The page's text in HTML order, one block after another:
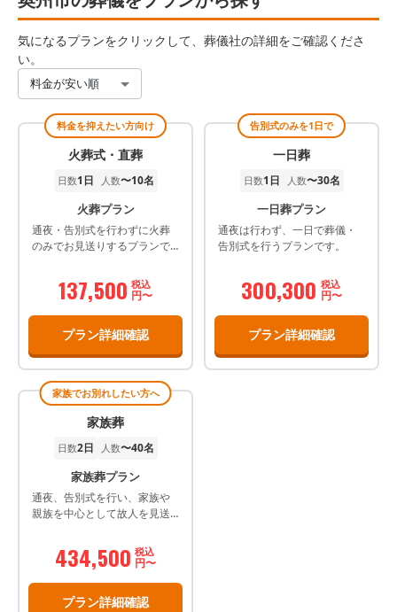
気になるプランをクリックして、葬儀社の詳細をご確認くださ
い。
料金が安い順
料金を抑えたい方向け
火葬式・直葬
日数1日 人数〜10名
火葬プラン
通夜・告別式を行わずに火葬
のみでお見送りするプランで
137,500 税込
円〜
プラン詳細確認
告別式のみを1日で
一日葬
日数1日 人数〜30名
一日葬プラン
通夜は行わず、一日で葬儀・
告別式を行うプランです。
300,300 税込
円〜
プラン詳細確認
家族でお別れしたい方へ
家族葬
日数2日 人数〜40名
家族葬プラン
通夜、告別式を行い、家族や
親族を中心として故人を見送
434,500 税込
円〜
プラン詳細確認